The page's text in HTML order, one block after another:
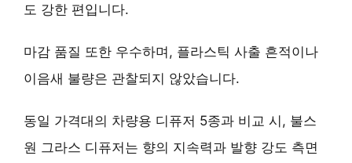
도 강한 편입니다.
마감 품질 또한 우수하며, 플라스틱 사출 흔적이나
이음새 불량은 관찰되지 않았습니다.
동일 가격대의 차량용 디퓨저 5종과 비교 시, 불스
원 그라스 디퓨저는 향의 지속력과 발향 강도 측면